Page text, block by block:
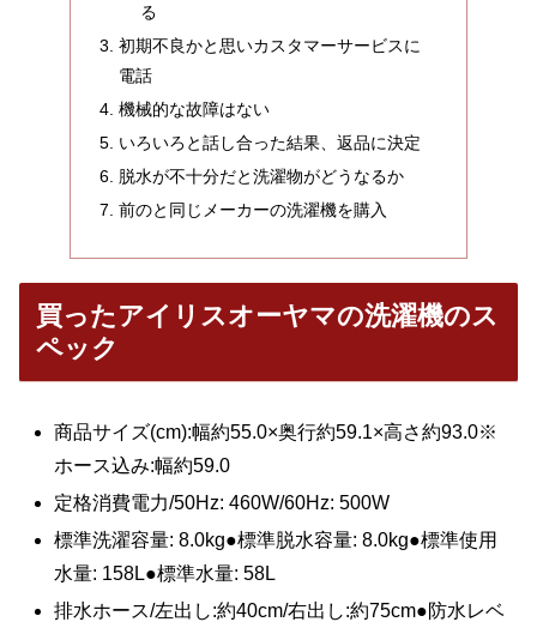
る
初期不良かと思いカスタマーサービスに
電話
機械的な故障はない
いろいろと話し合った結果、返品に決定
脱水が不十分だと洗濯物がどうなるか
前のと同じメーカーの洗濯機を購入
買ったアイリスオーヤマの洗濯機のス
ペック
商品サイズ(cm):幅約55.0×奥行約59.1×高さ約93.0※
ホース込み:幅約59.0
定格消費電力/50Hz: 460W/60Hz: 500W
標準洗濯容量: 8.0kg●標準脱水容量: 8.0kg●標準使用
水量: 158L●標準水量: 58L
排水ホース/左出し:約40cm/右出し:約75cm●防水レベ